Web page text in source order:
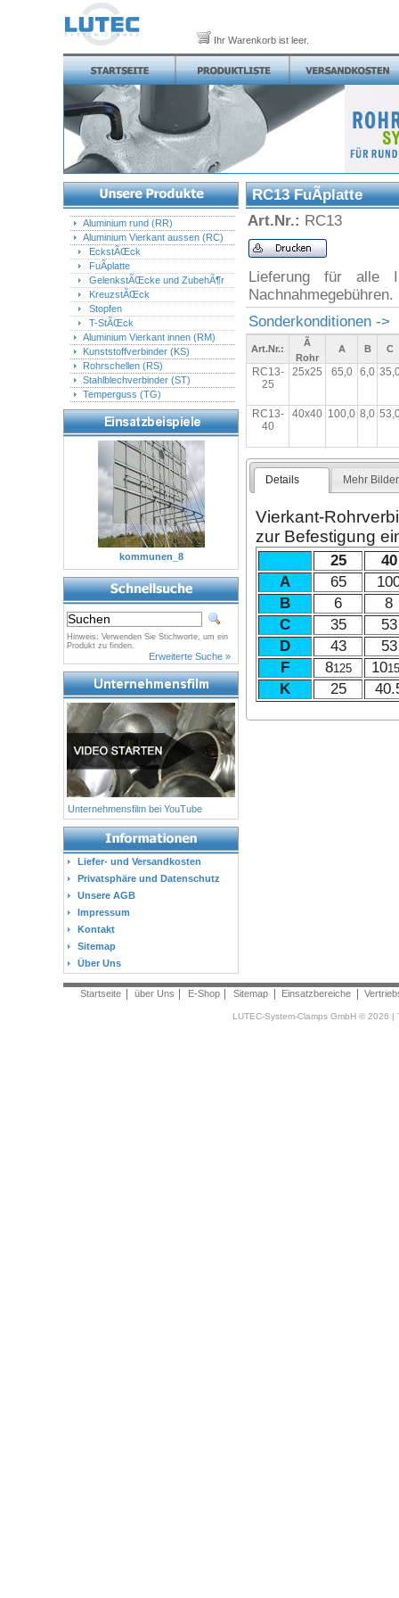
Ihr Warenkorb ist leer.
RC13 FuÃplatte
Art.Nr.: RC13
Lieferung für alle
Nachnahmegebühren.
Sonderkonditionen ->
Art.Nr.:
Ã
Rohr
A B C
RC13-
25
25x25 65,0 6,0
RC13-
40
40x40 100,0 8,0
Details Mehr Bilder
Vierkant-
zur Befestigung
25
40
A
65
B
6
8
C
35
53
D
43
53
F
8125 10
K 25
Aluminium rund (RR)
Aluminium Vierkant aussen (RC)
EckstÃŒck
FuÃplatte
GelenkstÃŒcke und ZubehÃ¶r
KreuzstÃŒck
Stopfen
T-StÃŒck
Aluminium Vierkant innen (RM)
Kunststoffverbinder (KS)
Rohrschellen (RS)
Stahlblechverbinder (ST)
Temperguss (TG)
kommunen_8
Hinweis: Verwenden Sie Stichworte, um ein
Produkt zu finden.
Erweiterte Suche »
Unternehmensfilm bei YouTube
Liefer- und Versandkosten
Privatsphäre und Datenschutz
Unsere AGB
Impressum
Kontakt
Sitemap
Über Uns
Startseite über Uns E-Shop Sitemap Einsatzbereiche
LUTEC-System-Clamps GmbH © 2026